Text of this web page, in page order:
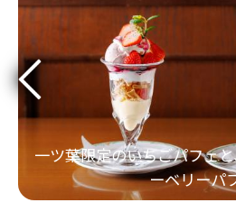
一ツ葉限定のいちごパフェ
ーベリーパ